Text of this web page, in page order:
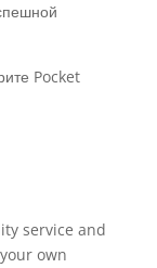
Pocket
service and
own